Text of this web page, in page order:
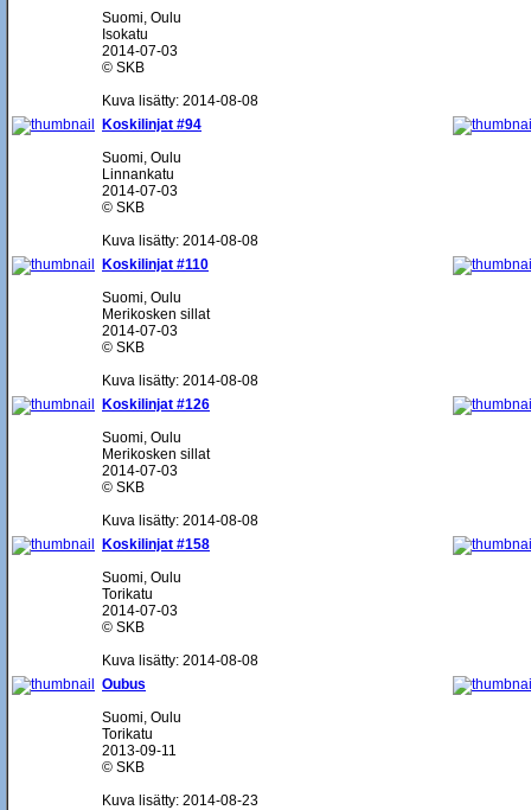
Suomi, Oulu
Isokatu
2014-07-03
© SKB
Kuva lisätty: 2014-08-08
Koskilinjat #94
Suomi, Oulu
Linnankatu
2014-07-03
© SKB
Kuva lisätty: 2014-08-08
Koskilinjat #110
Suomi, Oulu
Merikosken sillat
2014-07-03
© SKB
Kuva lisätty: 2014-08-08
Koskilinjat #126
Suomi, Oulu
Merikosken sillat
2014-07-03
© SKB
Kuva lisätty: 2014-08-08
Koskilinjat #158
Suomi, Oulu
Torikatu
2014-07-03
© SKB
Kuva lisätty: 2014-08-08
Oubus
Suomi, Oulu
Torikatu
2013-09-11
© SKB
Kuva lisätty: 2014-08-23